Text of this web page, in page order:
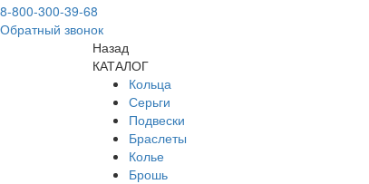
8-800-300-39-68
Обратный звонок
Назад
КАТАЛОГ
Кольца
Серьги
Подвески
Браслеты
Колье
Брошь